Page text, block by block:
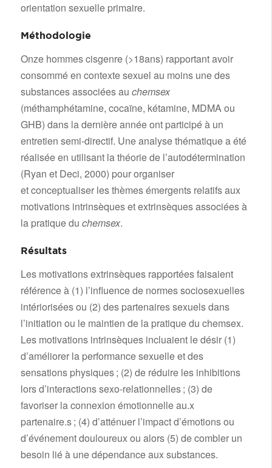
orientation sexuelle primaire.
Méthodologie
Onze hommes cisgenre (>18ans) rapportant avoir
consommé en contexte sexuel au moins une des
substances associées au chemsex
(méthamphétamine, cocaïne, kétamine, MDMA ou
GHB) dans la dernière année ont participé à un
entretien semi-directif. Une analyse thématique a été
réalisée en utilisant la théorie de l’autodétermination
(Ryan et Deci, 2000) pour organiser
et conceptualiser les thèmes émergents relatifs aux
motivations intrinsèques et extrinsèques associées à
la pratique du chemsex.
Résultats
Les motivations extrinsèques rapportées faisaient
référence à (1) l’influence de normes sociosexuelles
intériorisées ou (2) des partenaires sexuels dans
l’initiation ou le maintien de la pratique du chemsex.
Les motivations intrinsèques incluaient le désir (1)
d’améliorer la performance sexuelle et des
sensations physiques ; (2) de réduire les inhibitions
lors d’interactions sexo-relationnelles ; (3) de
favoriser la connexion émotionnelle au.x
partenaire.s ; (4) d’atténuer l’impact d’émotions ou
d’événement douloureux ou alors (5) de combler un
besoin lié à une dépendance aux substances.